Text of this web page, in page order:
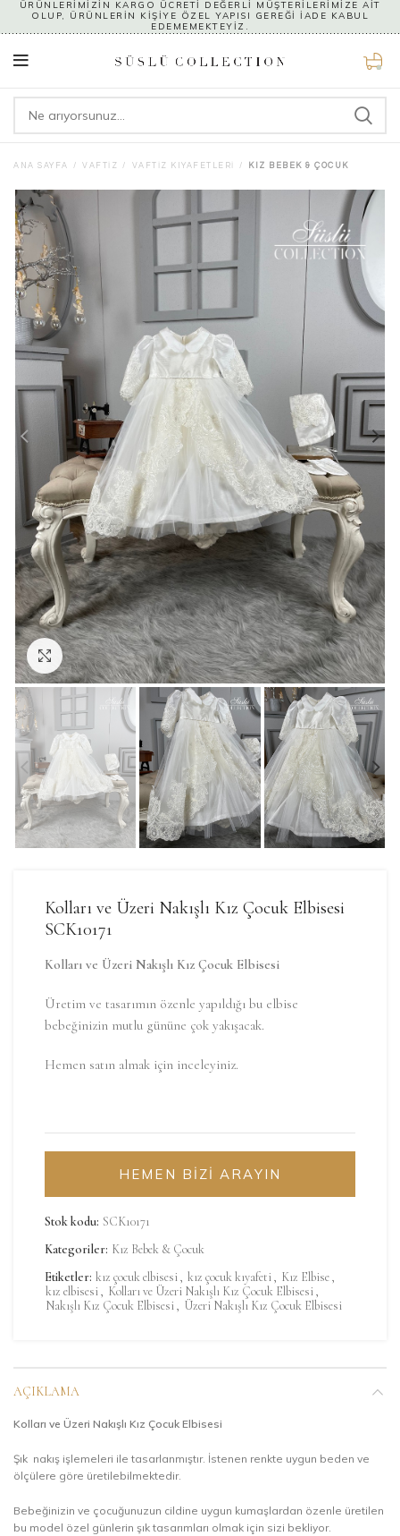
ÜRÜNLERİMİZİN KARGO ÜCRETİ DEĞERLİ MÜŞTERİLERİMİZE AİT
OLUP, ÜRÜNLERİN KİŞİYE ÖZEL YAPISI GEREĞİ İADE KABUL
EDEMEMEKTEYİZ.
0
ANA SAYFA VAFTIZ VAFTIZ KIYAFETLERI KIZ BEBEK & ÇOCUK
Click to enlarge
Kolları ve Üzeri Nakışlı Kız Çocuk Elbisesi
SCK10171
Kolları ve Üzeri Nakışlı Kız Çocuk Elbisesi
Üretim ve tasarımın özenle yapıldığı bu elbise
bebeğinizin mutlu gününe çok yakışacak.
Hemen satın almak için inceleyiniz.
HEMEN BİZİ ARAYIN
Stok kodu: SCK10171
Kategoriler: Kız Bebek & Çocuk
Etiketler: kız çocuk elbisesi, kız çocuk kıyafeti, Kız Elbise,
kız elbisesi, Kolları ve Üzeri Nakışlı Kız Çocuk Elbisesi,
Nakışlı Kız Çocuk Elbisesi, Üzeri Nakışlı Kız Çocuk Elbisesi
AÇIKLAMA
Kolları ve Üzeri Nakışlı Kız Çocuk Elbisesi
Şık nakış işlemeleri ile tasarlanmıştır. İstenen renkte uygun beden ve
ölçülere göre üretilebilmektedir.
Bebeğinizin ve çocuğunuzun cildine uygun kumaşlardan özenle üretilen
bu model özel günlerin şık tasarımları olmak için sizi bekliyor.